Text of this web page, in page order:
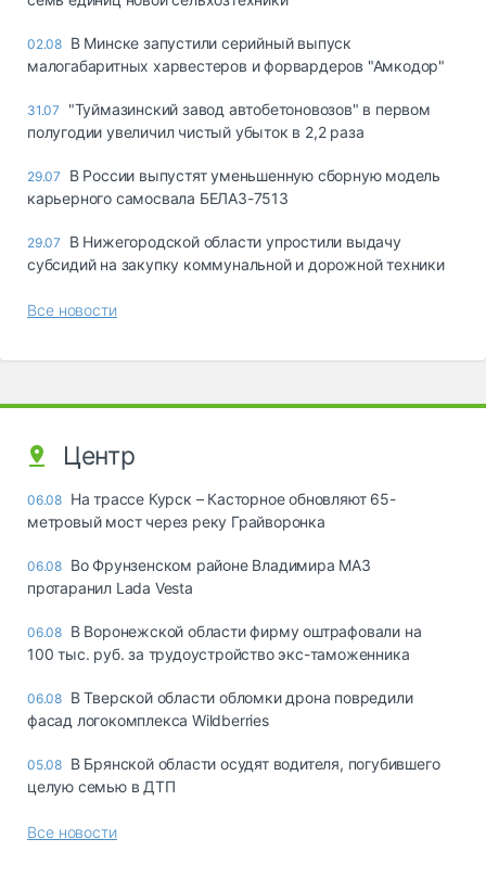
02.08 В Минске запустили серийный выпуск
малогабаритных харвестеров и форвардеров "Амкодор"
31.07
"Туймазинский завод автобетоновозов" в первом
полугодии увеличил чистый убыток в 2,2 раза
29.07
В России выпустят уменьшенную сборную модель
карьерного самосвала БЕЛАЗ-7513
29.07
В Нижегородской области упростили выдачу
субсидий на закупку коммунальной и дорожной техники
Все новости
Центр
06.08 На трассе Курск – Касторное обновляют 65-
метровый мост через реку Грайворонка
06.08 Во Фрунзенском районе Владимира МАЗ
протаранил Lada Vesta
06.08 В Воронежской области фирму оштрафовали на
100 тыс. руб. за трудоустройство экс-таможенника
06.08 В Тверской области обломки дрона повредили
фасад логокомплекса Wildberries
05.08 В Брянской области осудят водителя, погубившего
целую семью в ДТП
Все новости